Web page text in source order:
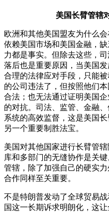
美国长臂管辖
欧洲和其他美国盟友为什么
依赖美国市场和美国金融，
力都是事实。但除去这些，
落后也是重要原因，当美国
合理的法律应对手段，只能
的公司违法了，但按照他们
合法；也无法通过证明美国
的对抗。司法、监管、金融
系统的高效监督，这是美国
另一个重要制胜法宝。
美国对其他国家进行长臂管
库和多部门的无缝协作是关
管辖，除了加强自己的硬实
合作同样至关重要。
不是特朗普发动了全球贸易
国这一长期诉求明朗化，这